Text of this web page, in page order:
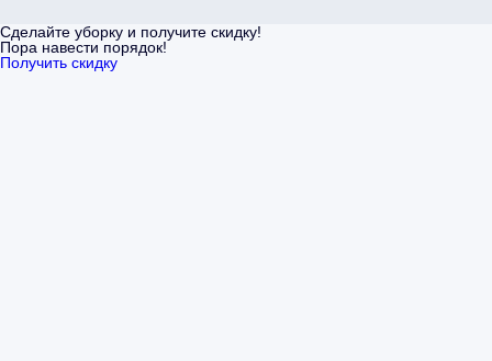
Сделайте уборку и получите скидку!
Пора навести порядок!
Получить скидку